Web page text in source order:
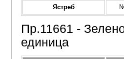
Ястреб
Пр.11661 -
единица